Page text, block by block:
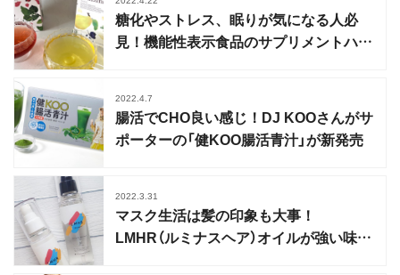
糖化やストレス、眠りが気になる人必
見！機能性表示食品のサプリメントハー
2022.4.7
腸活でCHO良い感じ！DJ KOOさんがサ
ポーターの「健KOO腸活青汁」が新発売
2022.3.31
マスク生活は髪の印象も大事！
LMHR（ルミナスヘア）オイルが強い味方